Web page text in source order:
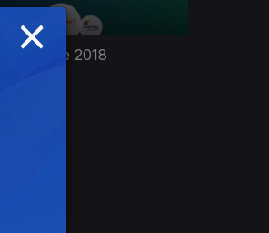
da Saúde 2018
×